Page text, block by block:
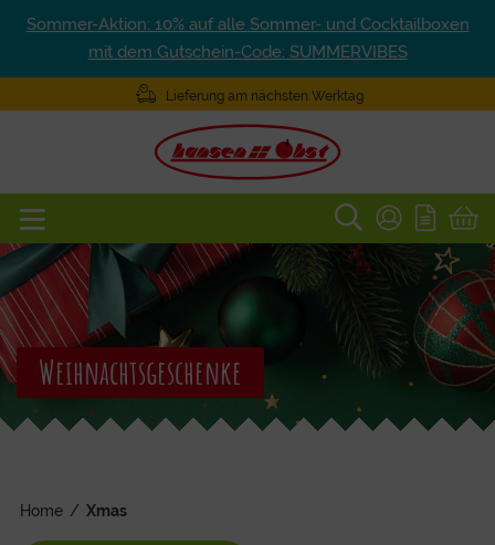
Sommer-Aktion: 10% auf alle Sommer- und Cocktailboxen
mit dem Gutschein-Code: SUMMERVIBES
Lieferung am nächsten Werktag
Weihnachtsgeschenke
Home / Xmas